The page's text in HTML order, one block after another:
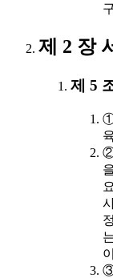
제 2 장
제 5
①
②
③